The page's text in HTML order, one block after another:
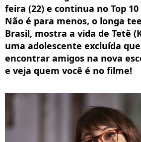
feira (22) e continua no Top
Não é para menos, o longa
Brasil, mostra a vida de Tetê
uma adolescente excluída
encontrar amigos na nova
e veja quem você é no filme!